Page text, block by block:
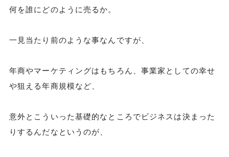
何を誰にどのように売るか。
一見当たり前のような事なんですが、
年商やマーケティングはもちろん、事業家としての幸せ
や狙える年商規模など、
意外とこういった基礎的なところでビジネスは決まった
りするんだなというのが、